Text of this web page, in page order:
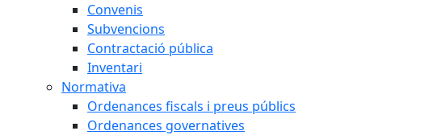
Convenis
Subvencions
Contractació pública
Inventari
Normativa
Ordenances fiscals i preus públics
Ordenances governatives